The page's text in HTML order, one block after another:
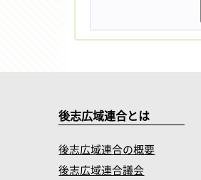
後志広域連合とは
後志広域連合の概要
後志広域連合議会